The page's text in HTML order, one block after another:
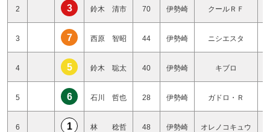
2 3 鈴木 清市 70 伊勢崎 クールＲＦ
3 7 西原 智昭 44 伊勢崎 ニシエスタ
4 5 鈴木 聡太 40 伊勢崎 キブロ
5 6 石川 哲也 28 伊勢崎 ガドロ・Ｒ
6 1 林 稔哲 48 伊勢崎 オレノコキュウ